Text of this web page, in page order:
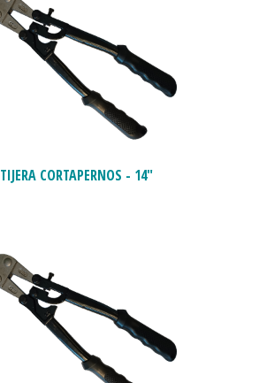
TIJERA CORTAPERNOS - 14"